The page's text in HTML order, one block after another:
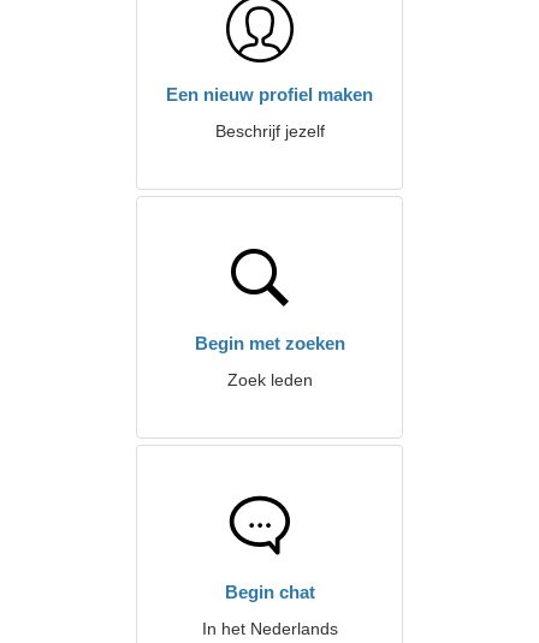
Een nieuw profiel maken
Beschrijf jezelf
Begin met zoeken
Zoek leden
Begin chat
In het Nederlands